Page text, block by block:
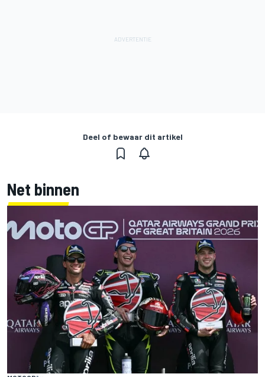
Deel of bewaar dit artikel
Net binnen